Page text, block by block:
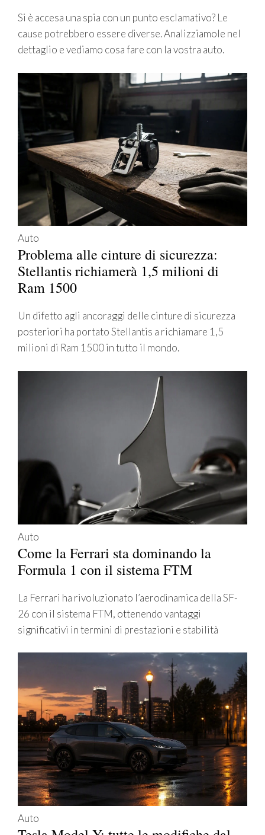
Si è accesa una spia con un punto esclamativo? Le
cause potrebbero essere diverse. Analizziamole nel
dettaglio e vediamo cosa fare con la vostra auto.
Auto
Problema alle cinture di sicurezza:
Stellantis richiamerà 1,5 milioni di
Ram 1500
Un difetto agli ancoraggi delle cinture di sicurezza
posteriori ha portato Stellantis a richiamare 1,5
milioni di Ram 1500 in tutto il mondo.
Auto
Come la Ferrari sta dominando la
Formula 1 con il sistema FTM
La Ferrari ha rivoluzionato l’aerodinamica della SF-
26 con il sistema FTM, ottenendo vantaggi
significativi in termini di prestazioni e stabilità
Auto